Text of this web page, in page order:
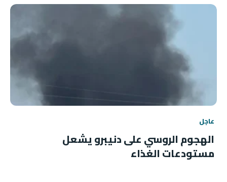
عاجل
الهجوم الروسي على دنيبرو يشعل
مستودعات الغذاء